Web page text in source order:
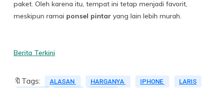
paket. Oleh karena itu, tempat ini tetap menjadi favorit,
meskipun ramai ponsel pintar yang lain lebih murah.
Berita Terkini
🔖Tags: ALASAN HARGANYA IPHONE
LARIS